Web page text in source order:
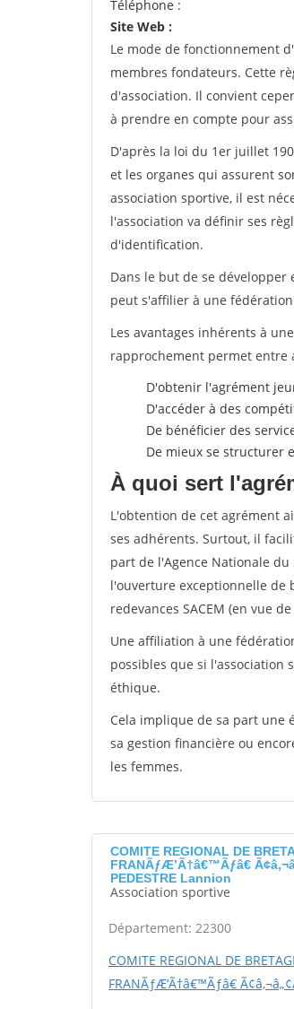
Téléphone :
Site Web :
Le mode de fonctionnement
membres fondateurs. Cette
d'association. Il convient
à prendre en compte pour
D'après la loi du 1er juillet
et les organes qui assurent
association sportive, il est
l'association va définir ses
d'identification.
Dans le but de se
peut s'affilier à une
Les avantages inhérents à
rapprochement permet entre
D'obtenir l'agrément
D'accéder à des
De bénéficier des
De mieux se structurer
À quoi sert
L'obtention de cet agrément
ses adhérents. Surtout, il
part de l'Agence Nationale
l'ouverture exceptionnelle de
redevances SACEM (en vue
Une affiliation à une
possibles que si l'association
éthique.
Cela implique de sa part une
sa gestion financière ou
les femmes.
COMITE REGIONAL DE
FRANÃƒÆ’Ã†â€™Ãƒâ€
PEDESTRE Lannion
Association sportive
Département: 22300
COMITE REGIONAL DE
FRANÃƒÆ’Ã†â€™Ãƒâ€